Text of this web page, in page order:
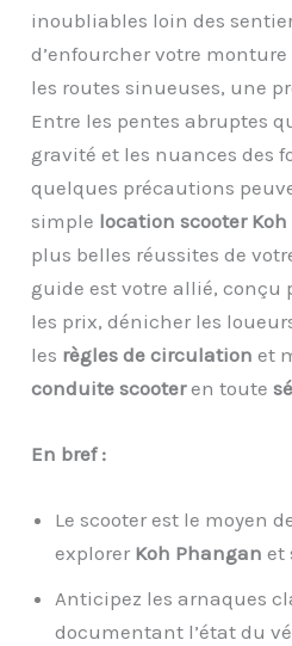
inoubliables loin des
d’enfourcher votre
les routes sinueuses, une
Entre les pentes abruptes
gravité et les nuances des
quelques précautions
simple location scooter
plus belles réussites de
guide est votre allié, conçu
les prix, dénicher les
les règles de circulation et
conduite scooteren toute
En bref :
Le scooter est le moyen
explorer Koh Phangan et
Anticipez les arnaques
documentant l’état du